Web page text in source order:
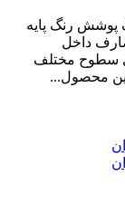
پوشش رنگ پایه
داخل
سطوح مختلف
محصول...